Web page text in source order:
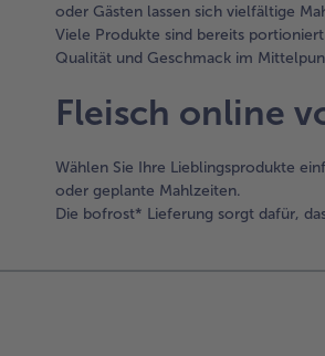
oder Gästen lassen sich vielfältige
Viele Produkte sind bereits
Qualität und Geschmack im
Fleisch online
Wählen Sie Ihre Lieblingsprodukte
oder geplante Mahlzeiten.
Die bofrost* Lieferung sorgt dafür,